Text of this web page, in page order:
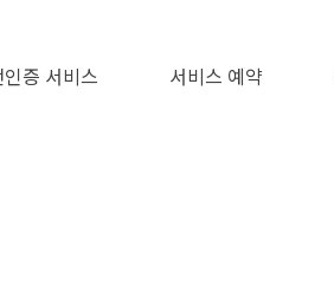
증 서비스 서비스 예약